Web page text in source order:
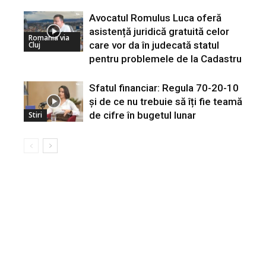
Romania via
Cluj
Avocatul Romulus Luca oferă
asistență juridică gratuită celor
care vor da în judecată statul
pentru problemele de la Cadastru
Stiri
Sfatul financiar: Regula 70-20-10
și de ce nu trebuie să îți fie teamă
de cifre în bugetul lunar